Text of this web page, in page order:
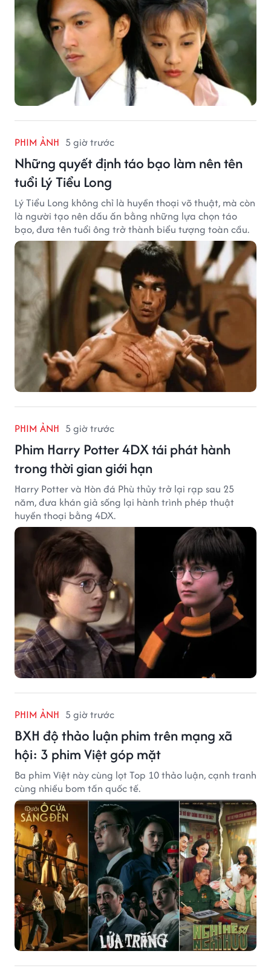
PHIM ẢNH 5 giờ trước
Những quyết định táo bạo làm nên tên
tuổi Lý Tiểu Long
Lý Tiểu Long không chỉ là huyền thoại võ thuật, mà còn
là người tạo nên dấu ấn bằng những lựa chọn táo
bạo, đưa tên tuổi ông trở thành biểu tượng toàn cầu.
PHIM ẢNH 5 giờ trước
Phim Harry Potter 4DX tái phát hành
trong thời gian giới hạn
Harry Potter và Hòn đá Phù thủy trở lại rạp sau 25
năm, đưa khán giả sống lại hành trình phép thuật
huyền thoại bằng 4DX.
PHIM ẢNH 5 giờ trước
BXH độ thảo luận phim trên mạng xã
hội: 3 phim Việt góp mặt
Ba phim Việt này cùng lọt Top 10 thảo luận, cạnh tranh
cùng nhiều bom tấn quốc tế.